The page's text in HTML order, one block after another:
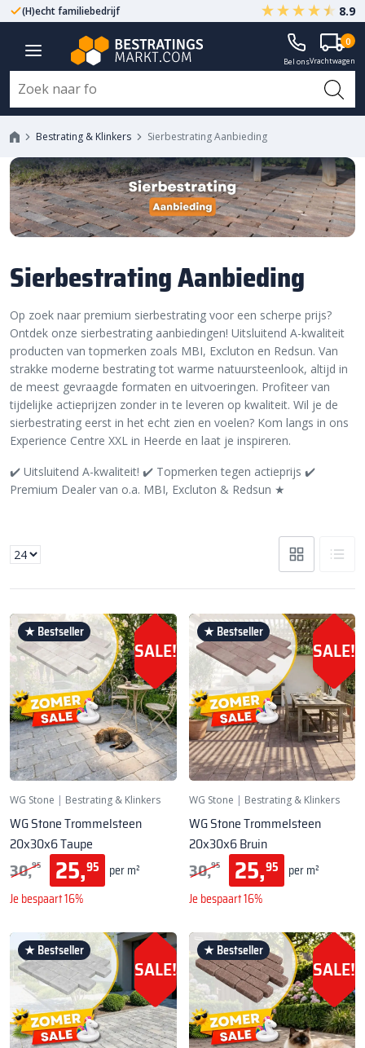
(H)echt familiebedrijf Gegarandeerd A-kwaliteit
8.9
Bel onsVrachtwagen
0
Bestrating & Klinkers Sierbestrating Aanbieding
Sierbestrating Aanbieding
Op zoek naar premium sierbestrating voor een scherpe prijs?
Ontdek onze sierbestrating aanbiedingen! Uitsluitend A-kwaliteit
producten van topmerken zoals MBI, Excluton en Redsun. Van
strakke moderne bestrating tot warme natuursteenlook, altijd in
de meest gevraagde formaten en uitvoeringen. Profiteer van
tijdelijke actieprijzen zonder in te leveren op kwaliteit. Wil je de
sierbestrating eerst in het echt zien en voelen? Kom langs in ons
Experience Centre XXL in Heerde en laat je inspireren.
✔️ Uitsluitend A-kwaliteit! ✔️ Topmerken tegen actieprijs ✔️
Premium Dealer van o.a. MBI, Excluton & Redsun ★
★ Bestseller
SALE!
WG Stone | Bestrating & Klinkers
WG Stone Trommelsteen
20x30x6 Taupe
30,95 25,95
per m²
Je bespaart 16%
★ Bestseller
SALE!
WG Stone | Bestrating & Klinkers
WG Stone Trommelsteen
20x30x6 Bruin
30,95 25,95
per m²
Je bespaart 16%
★ Bestseller
SALE!
★ Bestseller
SALE!